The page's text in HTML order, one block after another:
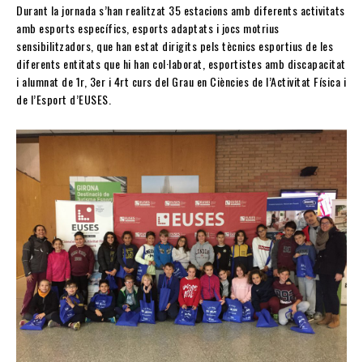
Durant la jornada s’han realitzat 35 estacions amb diferents activitats
amb esports específics, esports adaptats i jocs motrius
sensibilitzadors, que han estat dirigits pels tècnics esportius de les
diferents entitats que hi han col·laborat, esportistes amb discapacitat
i alumnat de 1r, 3er i 4rt curs del Grau en Ciències de l’Activitat Física i
de l’Esport d’EUSES.